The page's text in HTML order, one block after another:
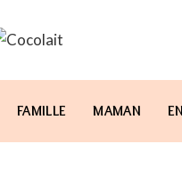
FAMILLE MAMAN